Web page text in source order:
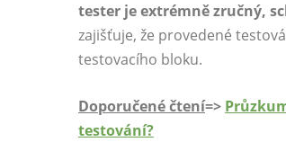
tester je extrémně zručný,
zajišťuje, že provedené
testovacího bloku.
Doporučené čtení=>
testování?